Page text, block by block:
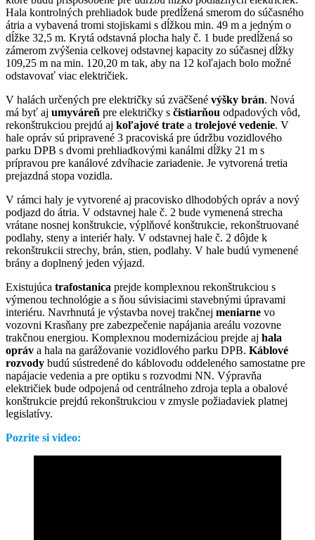
Hala kontrolných prehliadok bude predĺžená smerom do súčasného
átria a vybavená tromi stojiskami s dĺžkou min. 49 m a jedným o
dĺžke 32,5 m. Krytá odstavná plocha haly č. 1 bude predĺžená so
zámerom zvýšenia celkovej odstavnej kapacity zo súčasnej dĺžky
109,25 m na min. 120,20 m tak, aby na 12 koľajach bolo možné
odstavovať viac električiek.
V halách určených pre električky sú zväčšené výšky brán. Nová
má byť aj umyváreň pre električky s čistiarňou odpadových vôd,
rekonštrukciou prejdú aj koľajové trate a trolejové vedenie. V
hale opráv sú pripravené 3 pracoviská pre údržbu vozidlového
parku DPB s dvomi prehliadkovými kanálmi dĺžky 21 m s
prípravou pre kanálové zdvíhacie zariadenie. Je vytvorená tretia
prejazdná stopa vozidla.
V rámci haly je vytvorené aj pracovisko dlhodobých opráv a nový
podjazd do átria. V odstavnej hale č. 2 bude vymenená strecha
vrátane nosnej konštrukcie, výplňové konštrukcie, rekonštruované
podlahy, steny a interiér haly. V odstavnej hale č. 2 dôjde k
rekonštrukcii strechy, brán, stien, podlahy. V hale budú vymenené
brány a doplnený jeden výjazd.
Existujúca trafostanica prejde komplexnou rekonštrukciou s
výmenou technológie a s ňou súvisiacimi stavebnými úpravami
interiéru. Navrhnutá je výstavba novej trakčnej meniarne vo
vozovni Krasňany pre zabezpečenie napájania areálu vozovne
trakčnou energiou. Komplexnou modernizáciou prejde aj hala
opráv a hala na garážovanie vozidlového parku DPB. Káblové
rozvody budú sústredené do káblovodu oddeleného samostatne pre
napájacie vedenia a pre optiku s rozvodmi NN. Výpravňa
električiek bude odpojená od centrálneho zdroja tepla a obalové
konštrukcie prejdú rekonštrukciou v zmysle požiadaviek platnej
legislatívy.
Pozrite si video: